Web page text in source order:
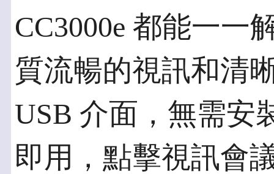
CC3000e 都能一一
質流暢的視訊和清
USB 介面，無需安
即用，點擊視訊會